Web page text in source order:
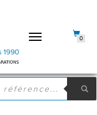
DÉPLIER
0